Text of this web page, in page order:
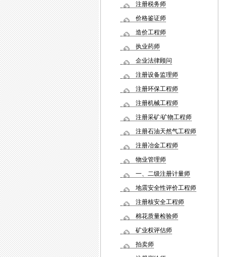
注册税务师
价格鉴证师
造价工程师
执业药师
企业法律顾问
注册设备监理师
注册环保工程师
注册机械工程师
注册采矿/矿物工程师
注册石油天然气工程师
注册冶金工程师
物业管理师
一、二级注册计量师
地震安全性评价工程师
注册核安全工程师
棉花质量检验师
矿业权评估师
拍卖师